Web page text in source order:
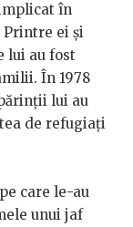
în
Printre ei și
lui au fost
În 1978
lui au
de refugiați
care le-au
unui jaf